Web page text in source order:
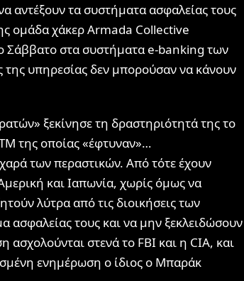
αντέξουν τα συστήματα ασφαλείας τους
ομάδα χάκερ Armada Collective
Σάββατο στα συστήματα e-banking των
της υπηρεσίας δεν μπορούσαν να κάνουν
ξεκίνησε τη δραστηριότητά της το
της οποίας «έφτυναν»…
των περαστικών. Από τότε έχουν
και Ιαπωνία, χωρίς όμως να
λύτρα από τις διοικήσεις των
ασφαλείας τους και να μην ξεκλειδώσουν
στενά το FBI και η CIA, και
ενημέρωση ο ίδιος ο Μπαράκ